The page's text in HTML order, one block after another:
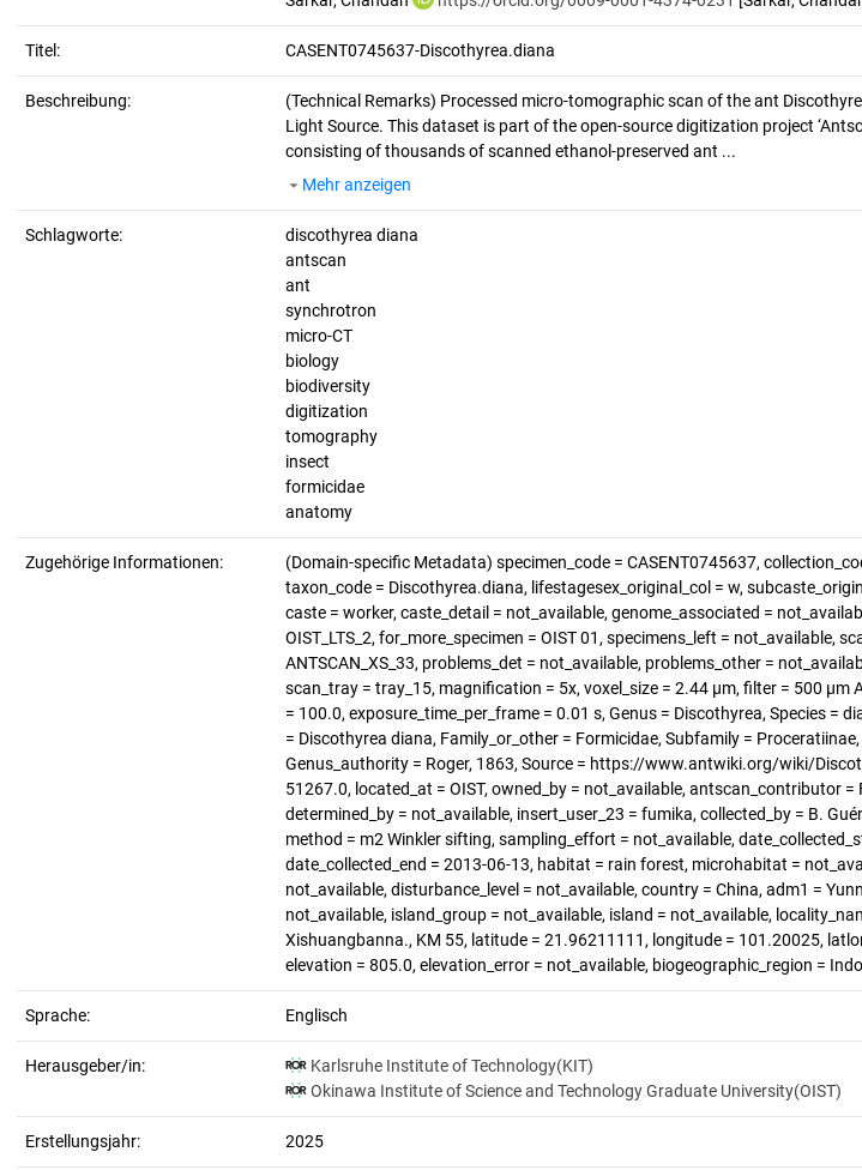
Titel: CASENT0745637-Discothyrea.diana
Beschreibung: (Technical Remarks) Processed micro-tomographic scan of the ant
Light Source. This dataset is part of the open-source digitization project
consisting of thousands of scanned ethanol-preserved ant ...
Mehr anzeigen
Schlagworte:
discothyrea diana
antscan
ant
synchrotron
micro-CT
biology
biodiversity
digitization
tomography
insect
formicidae
anatomy
Zugehörige Informationen:
(Domain-specific Metadata) specimen_code = CASENT0745637,
taxon_code = Discothyrea.diana, lifestagesex_original_col = w,
caste = worker, caste_detail = not_available, genome_associated =
OIST_LTS_2, for_more_specimen = OIST 01, specimens_left = not_available,
ANTSCAN_XS_33, problems_det = not_available, problems_other =
scan_tray = tray_15, magnification = 5x, voxel_size = 2.44 µm, filter = 500 µm
= 100.0, exposure_time_per_frame = 0.01 s, Genus = Discothyrea, Species =
= Discothyrea diana, Family_or_other = Formicidae, Subfamily =
Genus_authority = Roger, 1863, Source = https://www.antwiki.org/wiki/
51267.0, located_at = OIST, owned_by = not_available, antscan_contributor =
determined_by = not_available, insert_user_23 = fumika, collected_by = B.
method = m2 Winkler sifting, sampling_effort = not_available,
date_collected_end = 2013-06-13, habitat = rain forest, microhabitat =
not_available, disturbance_level = not_available, country = China, adm1 =
not_available, island_group = not_available, island = not_available,
Xishuangbanna., KM 55, latitude = 21.96211111, longitude = 101.20025,
elevation = 805.0, elevation_error = not_available, biogeographic_region =
Sprache: Englisch
Herausgeber/in:
Karlsruhe Institute of Technology(KIT)
Okinawa Institute of Science and Technology Graduate University(OIST)
Erstellungsjahr: 2025